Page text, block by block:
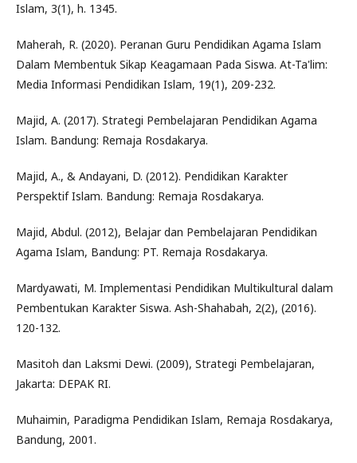
Islam, 3(1), h. 1345.
Maherah, R. (2020). Peranan Guru Pendidikan Agama Islam
Dalam Membentuk Sikap Keagamaan Pada Siswa. At-Ta'lim:
Media Informasi Pendidikan Islam, 19(1), 209-232.
Majid, A. (2017). Strategi Pembelajaran Pendidikan Agama
Islam. Bandung: Remaja Rosdakarya.
Majid, A., & Andayani, D. (2012). Pendidikan Karakter
Perspektif Islam. Bandung: Remaja Rosdakarya.
Majid, Abdul. (2012), Belajar dan Pembelajaran Pendidikan
Agama Islam, Bandung: PT. Remaja Rosdakarya.
Mardyawati, M. Implementasi Pendidikan Multikultural dalam
Pembentukan Karakter Siswa. Ash-Shahabah, 2(2), (2016).
120-132.
Masitoh dan Laksmi Dewi. (2009), Strategi Pembelajaran,
Jakarta: DEPAK RI.
Muhaimin, Paradigma Pendidikan Islam, Remaja Rosdakarya,
Bandung, 2001.